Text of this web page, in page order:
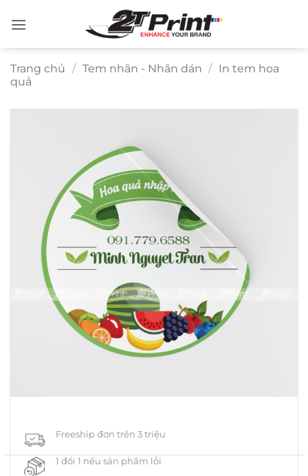
qua
Trang chủ / Tem nhãn - Nhãn dán / In tem hoa
quả
Freeship đơn trên 3 triệu
1 đổi 1 nếu sản phẩm lỗi